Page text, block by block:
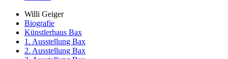
Willi Geiger
Biografie
Künstlerhaus Bax
1. Ausstellung Bax
2. Ausstellung Bax